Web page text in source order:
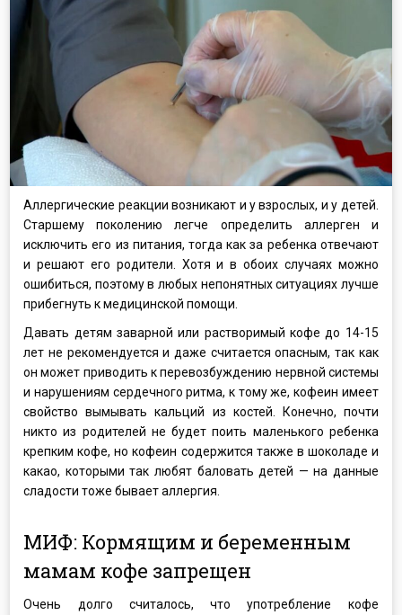
Аллергические реакции возникают и у взрослых, и у детей.
Старшему поколению легче определить аллерген и
исключить его из питания, тогда как за ребенка отвечают
и решают его родители. Хотя и в обоих случаях можно
ошибиться, поэтому в любых непонятных ситуациях лучше
прибегнуть к медицинской помощи.
Давать детям заварной или растворимый кофе до 14-15
лет не рекомендуется и даже считается опасным, так как
он может приводить к перевозбуждению нервной системы
и нарушениям сердечного ритма, к тому же, кофеин имеет
свойство вымывать кальций из костей. Конечно, почти
никто из родителей не будет поить маленького ребенка
крепким кофе, но кофеин содержится также в шоколаде и
какао, которыми так любят баловать детей — на данные
сладости тоже бывает аллергия.
МИФ: Кормящим и беременным
мамам кофе запрещен
Очень долго считалось, что употребление кофе